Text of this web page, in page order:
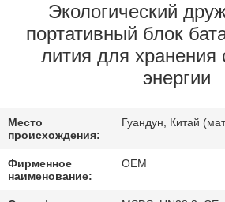
ПРОВЕРКА
КАЧЕСТВА
МЫ
BLOG
Экологический
портативный блок
лития для хранения
энергии
Место
происхождения:
Гуандун, Китай
Фирменное
наименование:
OEM